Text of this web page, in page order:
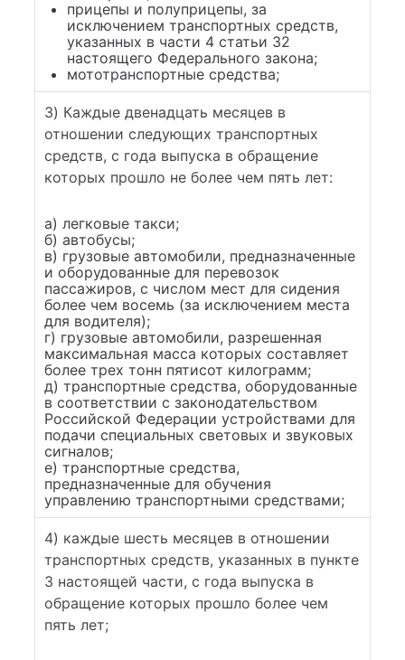
прицепы и полуприцепы, за
исключением транспортных средств,
указанных в части 4 статьи 32
настоящего Федерального закона;
мототранспортные средства;
3) Каждые двенадцать месяцев в
отношении следующих транспортных
средств, с года выпуска в обращение
которых прошло не более чем пять лет:
а) легковые такси;
б) автобусы;
в) грузовые автомобили, предназначенные
и оборудованные для перевозок
пассажиров, с числом мест для сидения
более чем восемь (за исключением места
для водителя);
г) грузовые автомобили, разрешенная
максимальная масса которых составляет
более трех тонн пятисот килограмм;
д) транспортные средства, оборудованные
в соответствии с законодательством
Российской Федерации устройствами для
подачи специальных световых и звуковых
сигналов;
е) транспортные средства,
предназначенные для обучения
управлению транспортными средствами;
4) каждые шесть месяцев в отношении
транспортных средств, указанных в пункте
3 настоящей части, с года выпуска в
обращение которых прошло более чем
пять лет;